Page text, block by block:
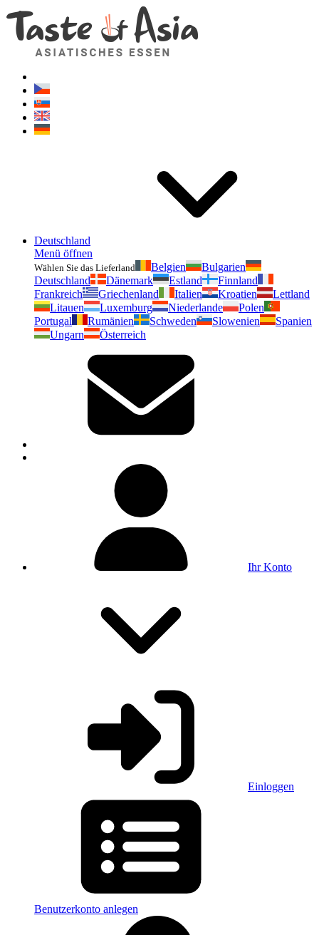
Deutschland
Menü öffnen
Wählen Sie das Lieferland Belgien
Bulgarien
Deutschland
Dänemark Estland
Finnland
Frankreich
Griechenland Italien Kroatien
Lettland
Litauen
Luxemburg Niederlande
Polen
Portugal
Rumänien Schweden Slowenien
Spanien
Ungarn
Österreich
Ihr Konto
Einloggen
Benutzerkonto anlegen
Geschmackvonasien.de
Zögern Sie nicht zu fragen. Ich bin für Sie da!